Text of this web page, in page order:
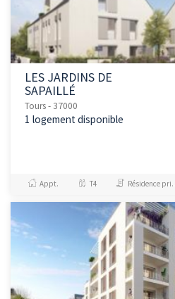
LES JARDINS DE
SAPAILLÉ
Tours - 37000
1 logement disponible
Appt. T4 Résidence principale / PTZ, Investissement et Défiscalisation